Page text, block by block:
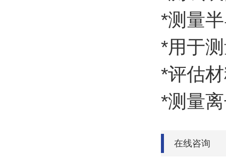
*测量
*用于
*评估
*测量
在线咨询